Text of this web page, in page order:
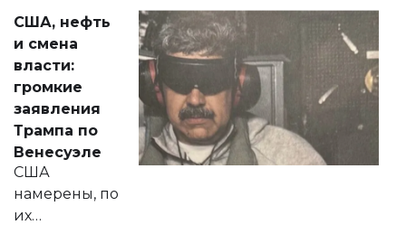
актуальных тем —
от слухов о
политических
реформах до
вопросов армии,
экономики и
личного здоровья.
США, нефть
и смена
власти:
громкие
заявления
Трампа по
Венесуэле
США
намерены, по
их